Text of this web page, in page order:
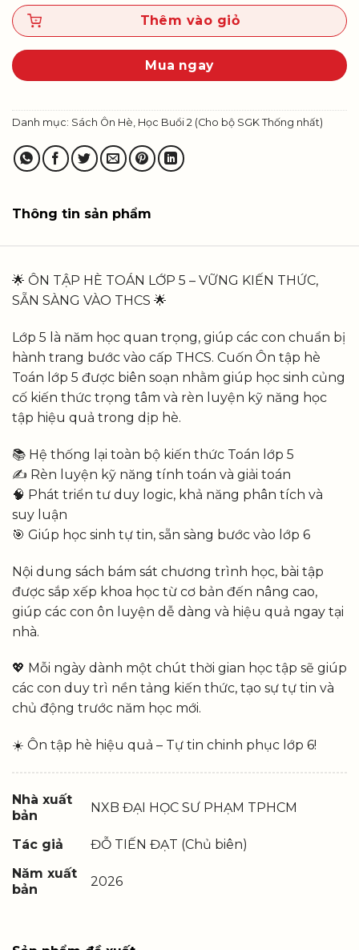
Thêm vào giỏ
Mua ngay
Danh mục: Sách Ôn Hè, Học Buổi 2 (Cho bộ SGK Thống nhất)
Thông tin sản phẩm
🌟 ÔN TẬP HÈ TOÁN LỚP 5 – VỮNG KIẾN THỨC,
SẴN SÀNG VÀO THCS 🌟
Lớp 5 là năm học quan trọng, giúp các con chuẩn bị
hành trang bước vào cấp THCS. Cuốn Ôn tập hè
Toán lớp 5 được biên soạn nhằm giúp học sinh củng
cố kiến thức trọng tâm và rèn luyện kỹ năng học
tập hiệu quả trong dịp hè.
📚 Hệ thống lại toàn bộ kiến thức Toán lớp 5
✍️ Rèn luyện kỹ năng tính toán và giải toán
🧠 Phát triển tư duy logic, khả năng phân tích và
suy luận
🎯 Giúp học sinh tự tin, sẵn sàng bước vào lớp 6
Nội dung sách bám sát chương trình học, bài tập
được sắp xếp khoa học từ cơ bản đến nâng cao,
giúp các con ôn luyện dễ dàng và hiệu quả ngay tại
nhà.
💖 Mỗi ngày dành một chút thời gian học tập sẽ giúp
các con duy trì nền tảng kiến thức, tạo sự tự tin và
chủ động trước năm học mới.
☀️ Ôn tập hè hiệu quả – Tự tin chinh phục lớp 6!
Nhà xuất
bản
NXB ĐẠI HỌC SƯ PHẠM TPHCM
Tác giả
ĐỖ TIẾN ĐẠT (Chủ biên)
Năm xuất
bản
2026